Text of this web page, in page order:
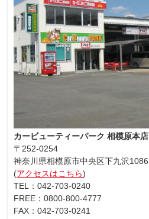
カービューティーパーク 相模原本店
〒252-0254
神奈川県相模原市中央区下九沢1086
(アクセスはこちら)
TEL：042-703-0240
FREE：0800-800-4777
FAX：042-703-0241